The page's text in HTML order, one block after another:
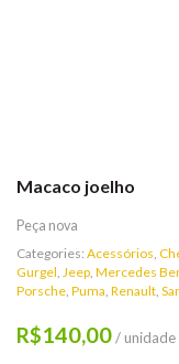
Macaco joelho
Peça nova
Categories: Acessórios,
Gurgel, Jeep, Mercedes
Porsche, Puma, Renault,
R$140,00/ unidade